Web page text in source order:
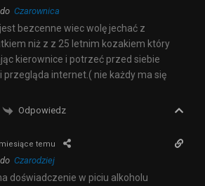
Czarownica
bezcenne wiec wolę jechać z
niż z z 25 letnim kozakiem który
kierownice i potrzeć przed siebie
przegląda internet.( nie każdy ma się
Odpowiedz
temu
Czarodziej
doświadczenie w piciu alkoholu